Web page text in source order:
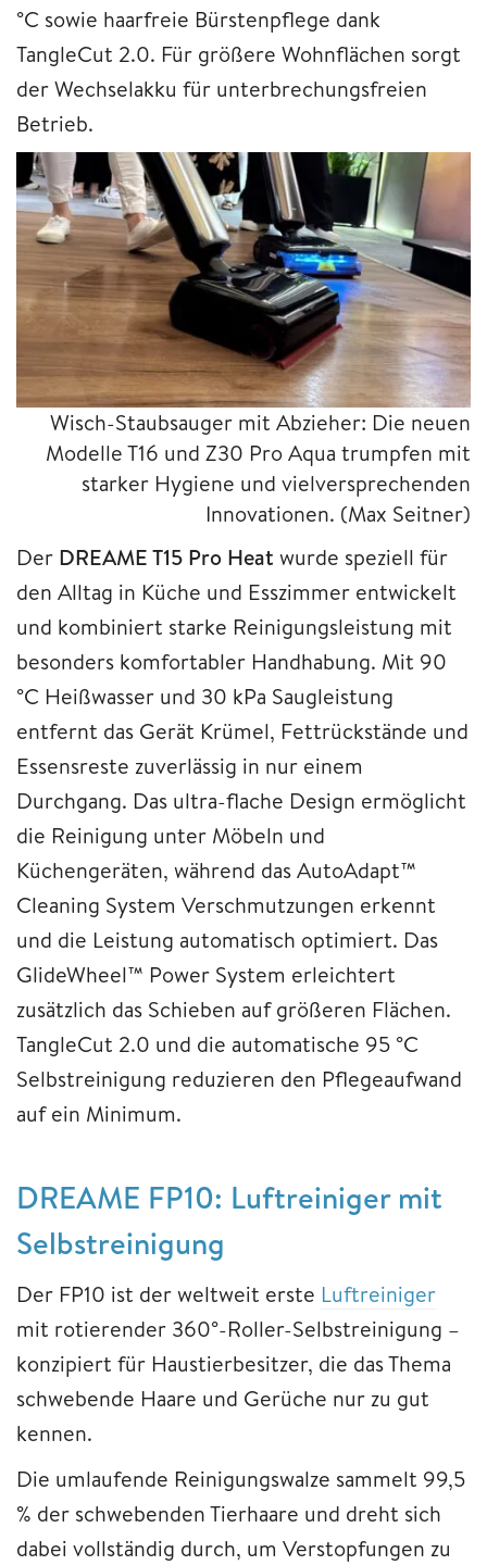
°C sowie haarfreie Bürstenpflege dank
TangleCut 2.0. Für größere Wohnflächen sorgt
der Wechselakku für unterbrechungsfreien
Betrieb.
Wisch-Staubsauger mit Abzieher: Die neuen
Modelle T16 und Z30 Pro Aqua trumpfen mit
starker Hygiene und vielversprechenden
Innovationen. (Max Seitner)
Der DREAME T15 Pro Heat wurde speziell für
den Alltag in Küche und Esszimmer entwickelt
und kombiniert starke Reinigungsleistung mit
besonders komfortabler Handhabung. Mit 90
°C Heißwasser und 30 kPa Saugleistung
entfernt das Gerät Krümel, Fettrückstände und
Essensreste zuverlässig in nur einem
Durchgang. Das ultra-flache Design ermöglicht
die Reinigung unter Möbeln und
Küchengeräten, während das AutoAdapt™
Cleaning System Verschmutzungen erkennt
und die Leistung automatisch optimiert. Das
GlideWheel™ Power System erleichtert
zusätzlich das Schieben auf größeren Flächen.
TangleCut 2.0 und die automatische 95 °C
Selbstreinigung reduzieren den Pflegeaufwand
auf ein Minimum.
DREAME FP10: Luftreiniger mit
Selbstreinigung
Der FP10 ist der weltweit erste Luftreiniger
mit rotierender 360°-Roller-Selbstreinigung –
konzipiert für Haustierbesitzer, die das Thema
schwebende Haare und Gerüche nur zu gut
kennen.
Die umlaufende Reinigungswalze sammelt 99,5
% der schwebenden Tierhaare und dreht sich
dabei vollständig durch, um Verstopfungen zu